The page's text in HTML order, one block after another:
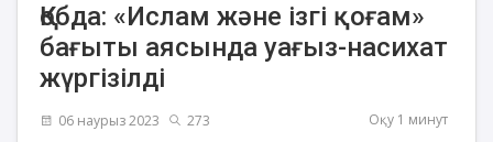
Қобда: «Ислам және ізгі қоғам»
бағыты аясында уағыз-насихат
жүргізілді
06 наурыз 2023 273 Оқу 1 минут